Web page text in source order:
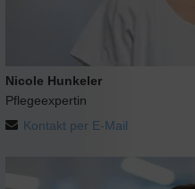
Nicole Hunkeler
Pflegeexpertin
Kontakt per E-Mail